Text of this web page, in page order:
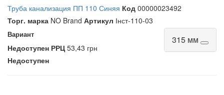
Труба канализация ПП 110 Синяя Код 00000023492
Торг. марка NO Brand Артикул Інст-110-03
Вариант 315 мм
Недоступен РРЦ53,43 грн
Недоступен